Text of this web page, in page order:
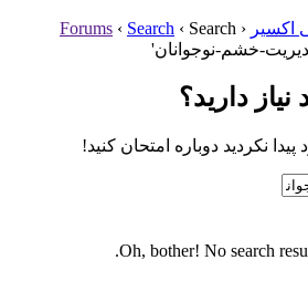
اکسیر ‹
Forums ‹ Search ‹ Search
داريد؟
نکردید دوباره امتحان کنید!
Oh, bother! No search